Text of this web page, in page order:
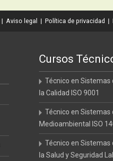
| Aviso legal | Política de privacidad |
Cursos
Técnico en Sistemas
la Calidad ISO 9001
Técnico en Sistemas
Medioambiental ISO
Técnico en Sistemas
la Salud y Seguridad